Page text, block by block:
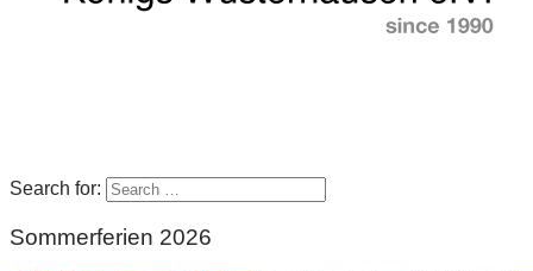
Search for:
Sommerferien 2026